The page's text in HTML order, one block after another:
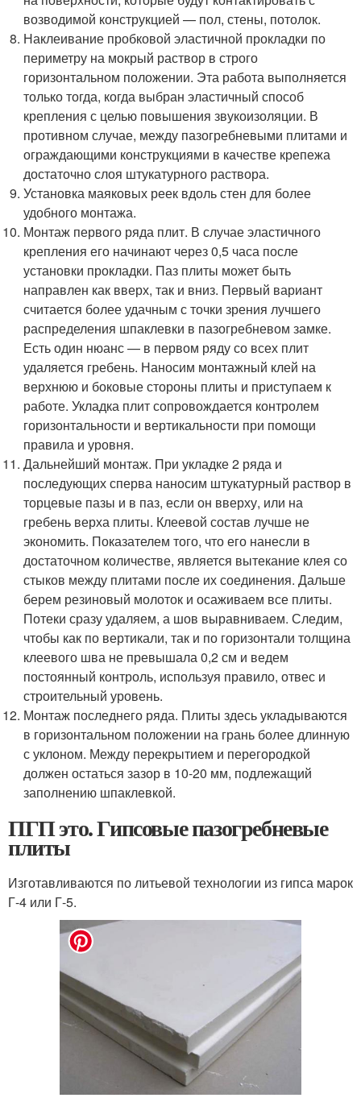
возводимой конструкцией — пол, стены, потолок.
Наклеивание пробковой эластичной прокладки по
периметру на мокрый раствор в строго
горизонтальном положении. Эта работа выполняется
только тогда, когда выбран эластичный способ
крепления с целью повышения звукоизоляции. В
противном случае, между пазогребневыми плитами и
ограждающими конструкциями в качестве крепежа
достаточно слоя штукатурного раствора.
Установка маяковых реек вдоль стен для более
удобного монтажа.
Монтаж первого ряда плит. В случае эластичного
крепления его начинают через 0,5 часа после
установки прокладки. Паз плиты может быть
направлен как вверх, так и вниз. Первый вариант
считается более удачным с точки зрения лучшего
распределения шпаклевки в пазогребневом замке.
Есть один нюанс — в первом ряду со всех плит
удаляется гребень. Наносим монтажный клей на
верхнюю и боковые стороны плиты и приступаем к
работе. Укладка плит сопровождается контролем
горизонтальности и вертикальности при помощи
правила и уровня.
Дальнейший монтаж. При укладке 2 ряда и
последующих сперва наносим штукатурный раствор в
торцевые пазы и в паз, если он вверху, или на
гребень верха плиты. Клеевой состав лучше не
экономить. Показателем того, что его нанесли в
достаточном количестве, является вытекание клея со
стыков между плитами после их соединения. Дальше
берем резиновый молоток и осаживаем все плиты.
Потеки сразу удаляем, а шов выравниваем. Следим,
чтобы как по вертикали, так и по горизонтали толщина
клеевого шва не превышала 0,2 см и ведем
постоянный контроль, используя правило, отвес и
строительный уровень.
Монтаж последнего ряда. Плиты здесь укладываются
в горизонтальном положении на грань более длинную
с уклоном. Между перекрытием и перегородкой
должен остаться зазор в 10-20 мм, подлежащий
заполнению шпаклевкой.
ПГП это. Гипсовые пазогребневые
плиты
Изготавливаются по литьевой технологии из гипса марок
Г-4 или Г-5.